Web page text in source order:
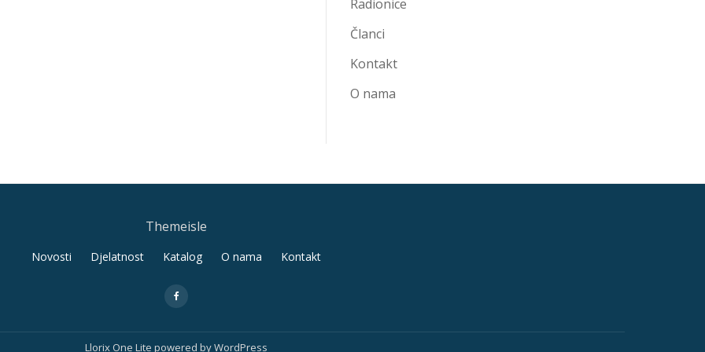
Radionice
Članci
Kontakt
O nama
Themeisle
Novosti Djelatnost Katalog O nama Kontakt
fa-
Llorix One Lite powered byWordPress